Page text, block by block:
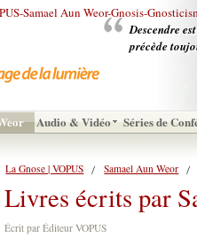
Descendre
précède
Audio & Vidéo Séries de
La Gnose | VOPUS Samael Aun Weor
Livres écrits par
Écrit par Éditeur VOPUS